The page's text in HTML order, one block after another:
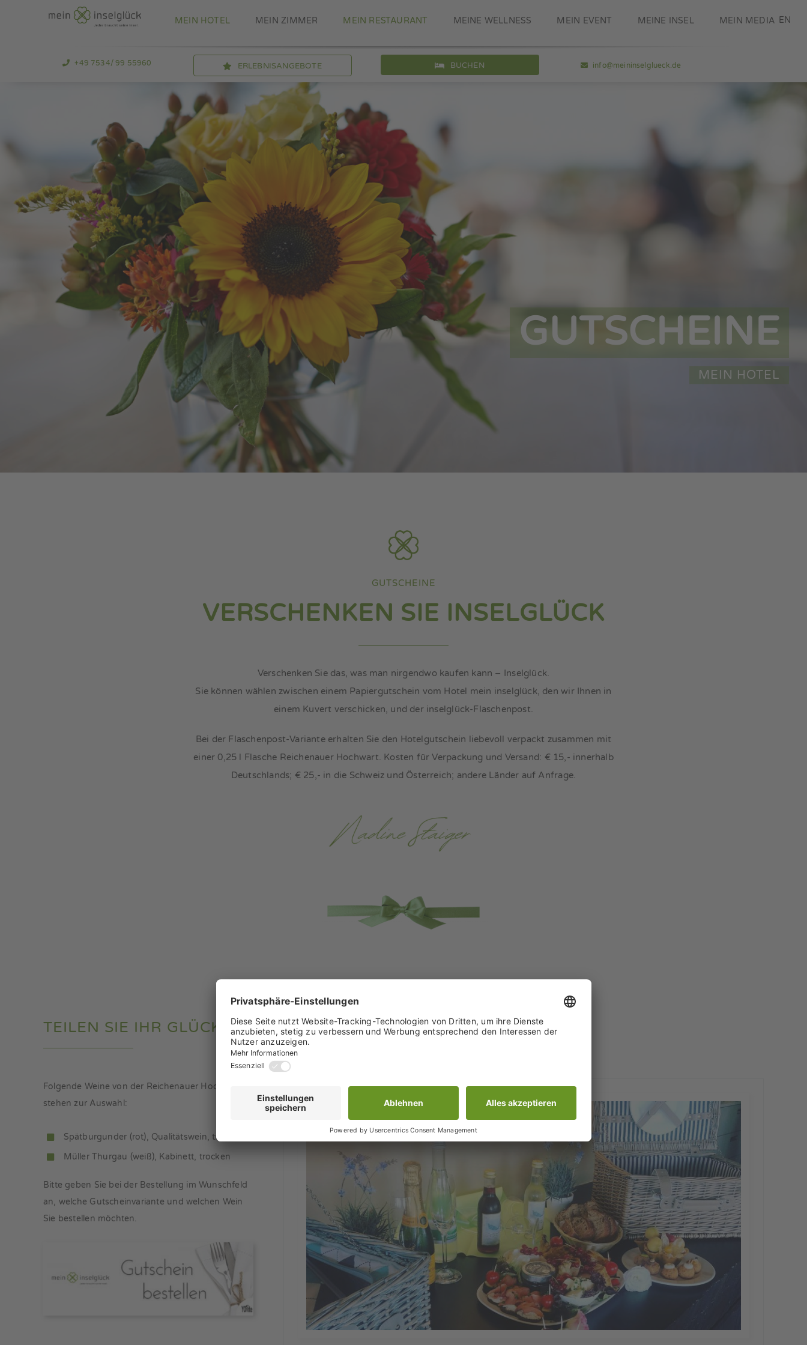
DE EN
MEIN HOTEL MEIN ZIMMER MEIN RESTAURANT MEINE WELLNESS MEIN EVENT MEINE INSEL MEIN MEDIA
+49 7534/ 99 55960 ERLEBNISANGEBOTE BUCHEN info@meininselglueck.de
GUTSCHEINE
MEIN HOTEL
GUTSCHEINE
VERSCHENKEN SIE INSELGLÜCK
Verschenken Sie das, was man nirgendwo kaufen kann – Inselglück.
Sie können wählen zwischen einem Papiergutschein vom Hotel mein inselglück, den wir Ihnen in
einem Kuvert verschicken, und der inselglück-Flaschenpost.
Bei der Flaschenpost-Variante erhalten Sie den Hotelgutschein liebevoll verpackt zusammen mit
einer 0,25 l Flasche Reichenauer Hochwart. Kosten für Verpackung und Versand: € 15,- innerhalb
Deutschlands; € 25,- in die Schweiz und Österreich; andere Länder auf Anfrage.
TEILEN SIE IHR GLÜCK
Folgende Weine von der Reichenauer Hochwart
stehen zur Auswahl:
Spätburgunder (rot), Qualitätswein, trocken
Müller Thurgau (weiß), Kabinett, trocken
Bitte geben Sie bei der Bestellung im Wunschfeld
an, welche Gutscheinvariante und welchen Wein
Sie bestellen möchten.